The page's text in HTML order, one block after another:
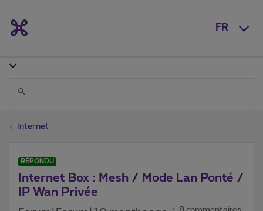
FR
Internet
RÉPONDU
Internet Box : Mesh / Mode Lan Ponté /
IP Wan Privée